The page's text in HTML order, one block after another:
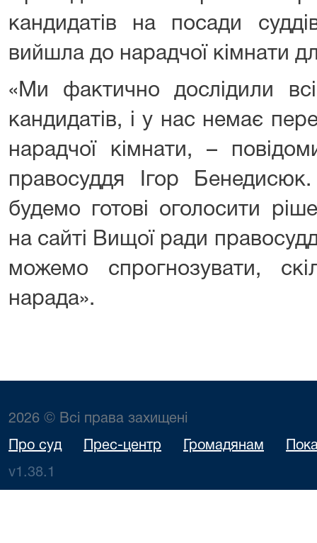
кандидатів на посади
вийшла до нарадчої кімнати
«Ми фактично дослідили
кандидатів, і у нас немає
нарадчої кімнати, –
правосуддя Ігор
будемо готові оголосити
на сайті Вищої ради
можемо спрогнозувати,
нарада».
2026 © Всі права захищені
Про суд Прес-центр Громадянам
v1.38.1